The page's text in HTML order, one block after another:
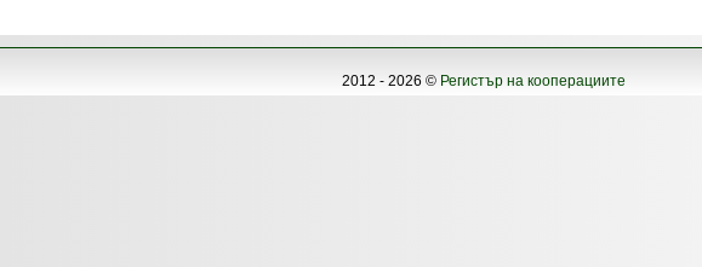
2012 - 2026 © Регистър на кооперациите